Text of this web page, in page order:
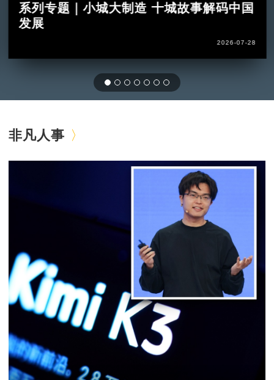
系列专题｜小城大制造 十城故事解码中国
发展
2026-07-28
非凡人事